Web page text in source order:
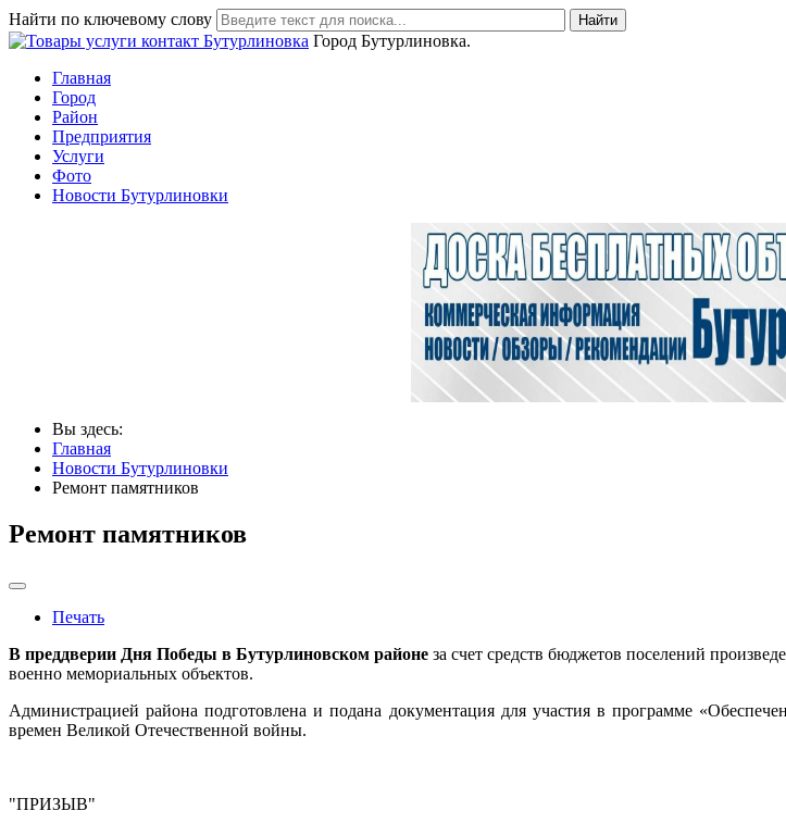
Найти по ключевому слову Найти
Город Бутурлиновка.
Главная
Город
Район
Предприятия
Услуги
Фото
Новости Бутурлиновки
Вы здесь:
Главная
Новости Бутурлиновки
Ремонт памятников
Ремонт памятников
Печать
В преддверии Дня Победы в Бутурлиновском районе за счет средств бюджетов поселений
военно мемориальных объектов.
Администрацией района подготовлена и подана документация для участия в программе
времен Великой Отечественной войны.
"ПРИЗЫВ"